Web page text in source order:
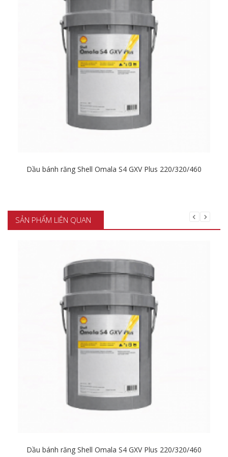
Dầu bánh răng Shell Omala S4 GXV Plus 220/320/460
SẢN PHẨM LIÊN QUAN
Dầu bánh răng Shell Omala S4 GXV Plus 220/320/460